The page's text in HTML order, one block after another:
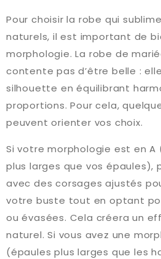
Pour choisir la robe qui
naturels, il est important de
morphologie. La robe de
contente pas d’être belle :
silhouette en équilibrant
proportions. Pour cela,
peuvent orienter vos choix.
Si votre morphologie est en A
plus larges que vos épaules),
avec des corsages ajustés
votre buste tout en optant
ou évasées. Cela créera un
naturel. Si vous avez une
(épaules plus larges que les